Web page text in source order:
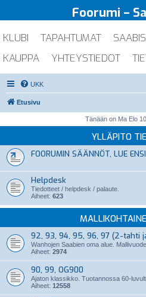
Foorumi –
KLUBI TAPAHTUMAT
KAUPPA
YHTEYSTIEDOT
UKK
Etusivu
Tänään on Ma Elo
YLLÄPITO
FOORUMIN SÄÄNNÖT, LUE
Helpdesk
Tiedotteet / helpdesk / palaute.
Aiheet: 623
92, 93, 94, 95, 96, 97 (2-tahti
Wanhojen Saabien oma alue.
Aiheet: 2974
90, 99, OG900
Ajaton klassikko. Tuotannossa 60-
Aiheet: 12558